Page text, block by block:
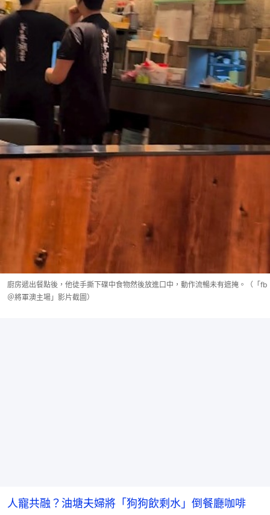
廚房遞出餐點後，他徒手撕下碟中食物然後放進口中，動作流暢未有遮掩。（「fb
＠將軍澳主場」影片截圖）
人寵共融？油塘夫婦將「狗狗飲剩水」倒餐廳咖啡